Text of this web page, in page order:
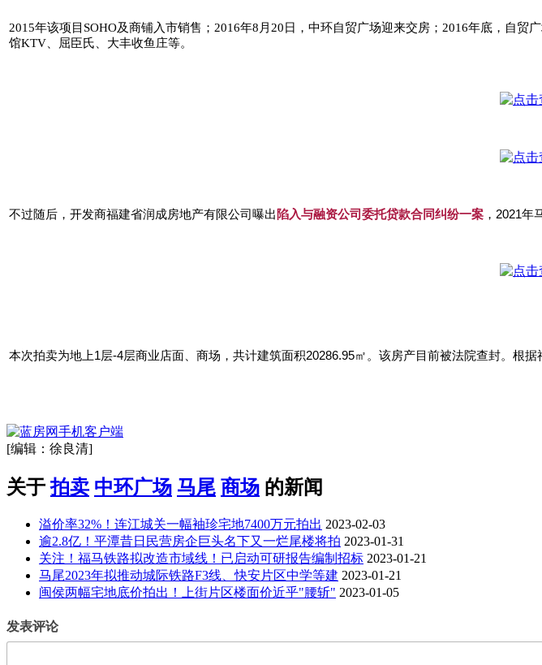
2015年该项目SOHO及商铺入市销售；2016年8月20日，中环自贸广场迎来交房；2016年底，自
馆KTV、屈臣氏、大丰收鱼庄等。
不过随后，开发商福建省润成房地产有限公司曝出 陷入与融资公司委托贷款合同纠纷一案 ，2021年
本次拍卖为地上1层-4层商业店面、商场，共计建筑面积20286.95㎡。该房产目前被法院查封。根
[编辑：徐良清]
关于 拍卖 中环广场 马尾 商场 的新闻
溢价率32%！连江城关一幅袖珍宅地7400万元拍出 2023-02-03
逾2.8亿！平潭昔日民营房企巨头名下又一烂尾楼将拍 2023-01-31
关注！福马铁路拟改造市域线！已启动可研报告编制招标 2023-01-21
马尾2023年拟推动城际铁路F3线、快安片区中学等建 2023-01-21
闽侯两幅宅地底价拍出！上街片区楼面价近乎"腰斩" 2023-01-05
发表评论